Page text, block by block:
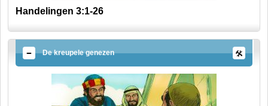
Handelingen 3:1-26
De kreupele genezen